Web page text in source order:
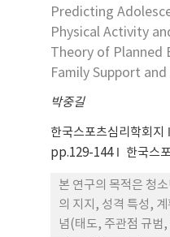
하고 내용 및 요인분
성된 57문항의
년 운동선수(남: 497
원 확인적 요인분석
조절력, 의지력, 정신
원, 양적연습, 질적연
능력, 정신능력, 사회
의 개인적 특성은 신
격)과 정신능력(집중
로, 환경적 영향은 사
Predicting
Physical Activity
Theory of Planned
Family Support
박중길
한국스포츠심리학회지
pp.129-144
한국스
본 연구의 목적은 청
의 지지, 성격 특성,
념(태도, 주관점 규범